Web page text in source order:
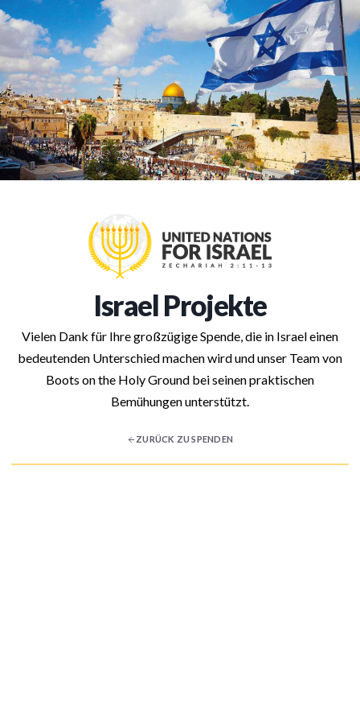
Israel Projekte
Vielen Dank für Ihre großzügige Spende, die in Israel einen
bedeutenden Unterschied machen wird und unser Team von
Boots on the Holy Ground bei seinen praktischen
Bemühungen unterstützt.
ZURÜCK ZU SPENDEN